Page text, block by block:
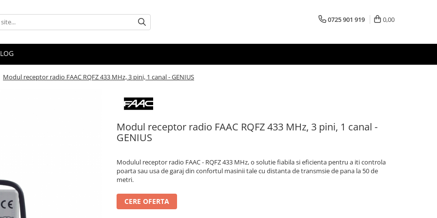
0725 901 919 0,00
Modul receptor radio FAAC RQFZ 433 MHz, 3 pini, 1 canal - GENIUS
Modul receptor radio FAAC RQFZ 433 MHz, 3 pini, 1 canal -
GENIUS
Modulul receptor radio FAAC - RQFZ 433 MHz, o solutie fiabila si eficienta pentru a iti controla
poarta sau usa de garaj din confortul masinii tale cu distanta de transmsie de pana la 50 de
metri.
CERE OFERTA